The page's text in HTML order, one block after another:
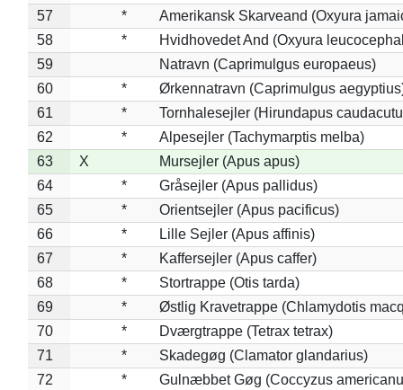
57
*
Amerikansk Skarveand (Oxyura
58
*
Hvidhovedet And (Oxyura
59
Natravn (Caprimulgus europaeus)
60
*
Ørkennatravn (Caprimulgus
61
*
Tornhalesejler (Hirundapus
62
*
Alpesejler (Tachymarptis melba)
63
X
Mursejler (Apus apus)
64
*
Gråsejler (Apus pallidus)
65
*
Orientsejler (Apus pacificus)
66
*
Lille Sejler (Apus affinis)
67
*
Kaffersejler (Apus caffer)
68
*
Stortrappe (Otis tarda)
69
*
Østlig Kravetrappe (Chlamydotis
70
*
Dværgtrappe (Tetrax tetrax)
71
*
Skadegøg (Clamator glandarius)
72
*
Gulnæbbet Gøg (Coccyzus